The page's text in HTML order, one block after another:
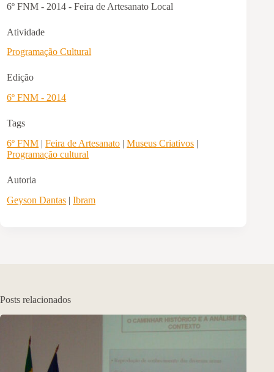
6º FNM - 2014 - Feira de Artesanato Local
Atividade
Programação Cultural
Edição
6º FNM - 2014
Tags
6º FNM |Feira de Artesanato |Museus Criativos |
Programação cultural
Autoria
Geyson Dantas |Ibram
Posts relacionados